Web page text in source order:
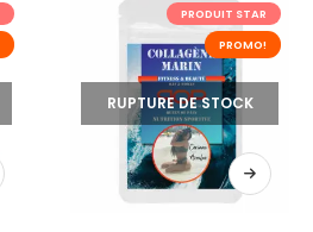
PRODUIT STAR
PROMO!
RUPTURE DE STOCK